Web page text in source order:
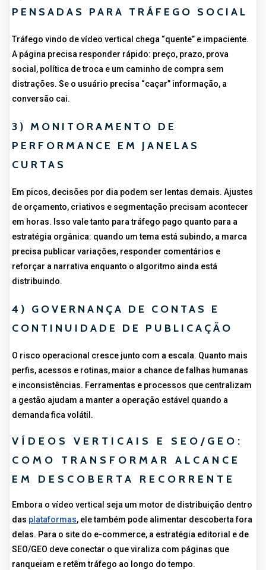
PENSADAS PARA TRÁFEGO SOCIAL
Tráfego vindo de vídeo vertical chega “quente” e impaciente.
A página precisa responder rápido: preço, prazo, prova
social, política de troca e um caminho de compra sem
distrações. Se o usuário precisa “caçar” informação, a
conversão cai.
3) MONITORAMENTO DE
PERFORMANCE EM JANELAS
CURTAS
Em picos, decisões por dia podem ser lentas demais. Ajustes
de orçamento, criativos e segmentação precisam acontecer
em horas. Isso vale tanto para tráfego pago quanto para a
estratégia orgânica: quando um tema está subindo, a marca
precisa publicar variações, responder comentários e
reforçar a narrativa enquanto o algoritmo ainda está
distribuindo.
4) GOVERNANÇA DE CONTAS E
CONTINUIDADE DE PUBLICAÇÃO
O risco operacional cresce junto com a escala. Quanto mais
perfis, acessos e rotinas, maior a chance de falhas humanas
e inconsistências. Ferramentas e processos que centralizam
a gestão ajudam a manter a operação estável quando a
demanda fica volátil.
VÍDEOS VERTICAIS E SEO/GEO:
COMO TRANSFORMAR ALCANCE
EM DESCOBERTA RECORRENTE
Embora o vídeo vertical seja um motor de distribuição dentro
das plataformas, ele também pode alimentar descoberta fora
delas. Para o site do e-commerce, a estratégia editorial e de
SEO/GEO deve conectar o que viraliza com páginas que
ranqueiam e retêm tráfego ao longo do tempo.